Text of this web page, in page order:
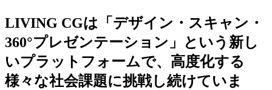
LIVING CGは「デザイン・スキャン・
360°プレゼンテーション」という新し
いプラットフォームで、高度化する
様々な社会課題に挑戦し続けていま